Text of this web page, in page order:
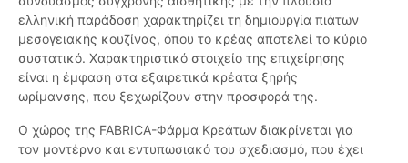
ελληνική παράδοση χαρακτηρίζει τη δημιουργία πιάτων
μεσογειακής κουζίνας, όπου το κρέας αποτελεί το κύριο
συστατικό. Χαρακτηριστικό στοιχείο της επιχείρησης
είναι η έμφαση στα εξαιρετικά κρέατα ξηρής
ωρίμανσης, που ξεχωρίζουν στην προσφορά της.
Ο χώρος της FABRICA-Φάρμα Κρεάτων διακρίνεται για
τον μοντέρνο και εντυπωσιακό του σχεδιασμό, που έχει